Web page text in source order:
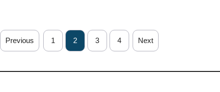
Previous 1 2 3 4 Next